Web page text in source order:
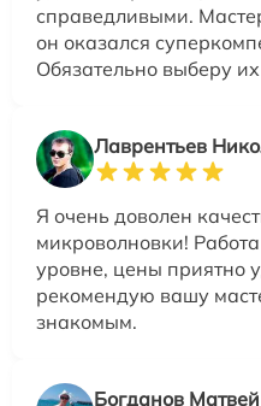
справедливыми.
он оказался
Обязательно выберу
Лаврентьев
Я очень доволен
микроволновки!
уровне, цены приятно
рекомендую вашу
знакомым.
Богданов Матвей